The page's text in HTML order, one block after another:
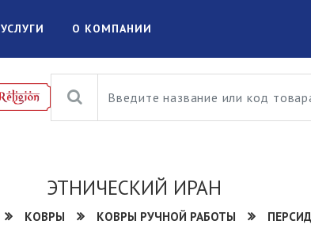
УСЛУГИ О КОМПАНИИ
ЭТНИЧЕСКИЙ ИРАН
КОВРЫ КОВРЫ РУЧНОЙ РАБОТЫ